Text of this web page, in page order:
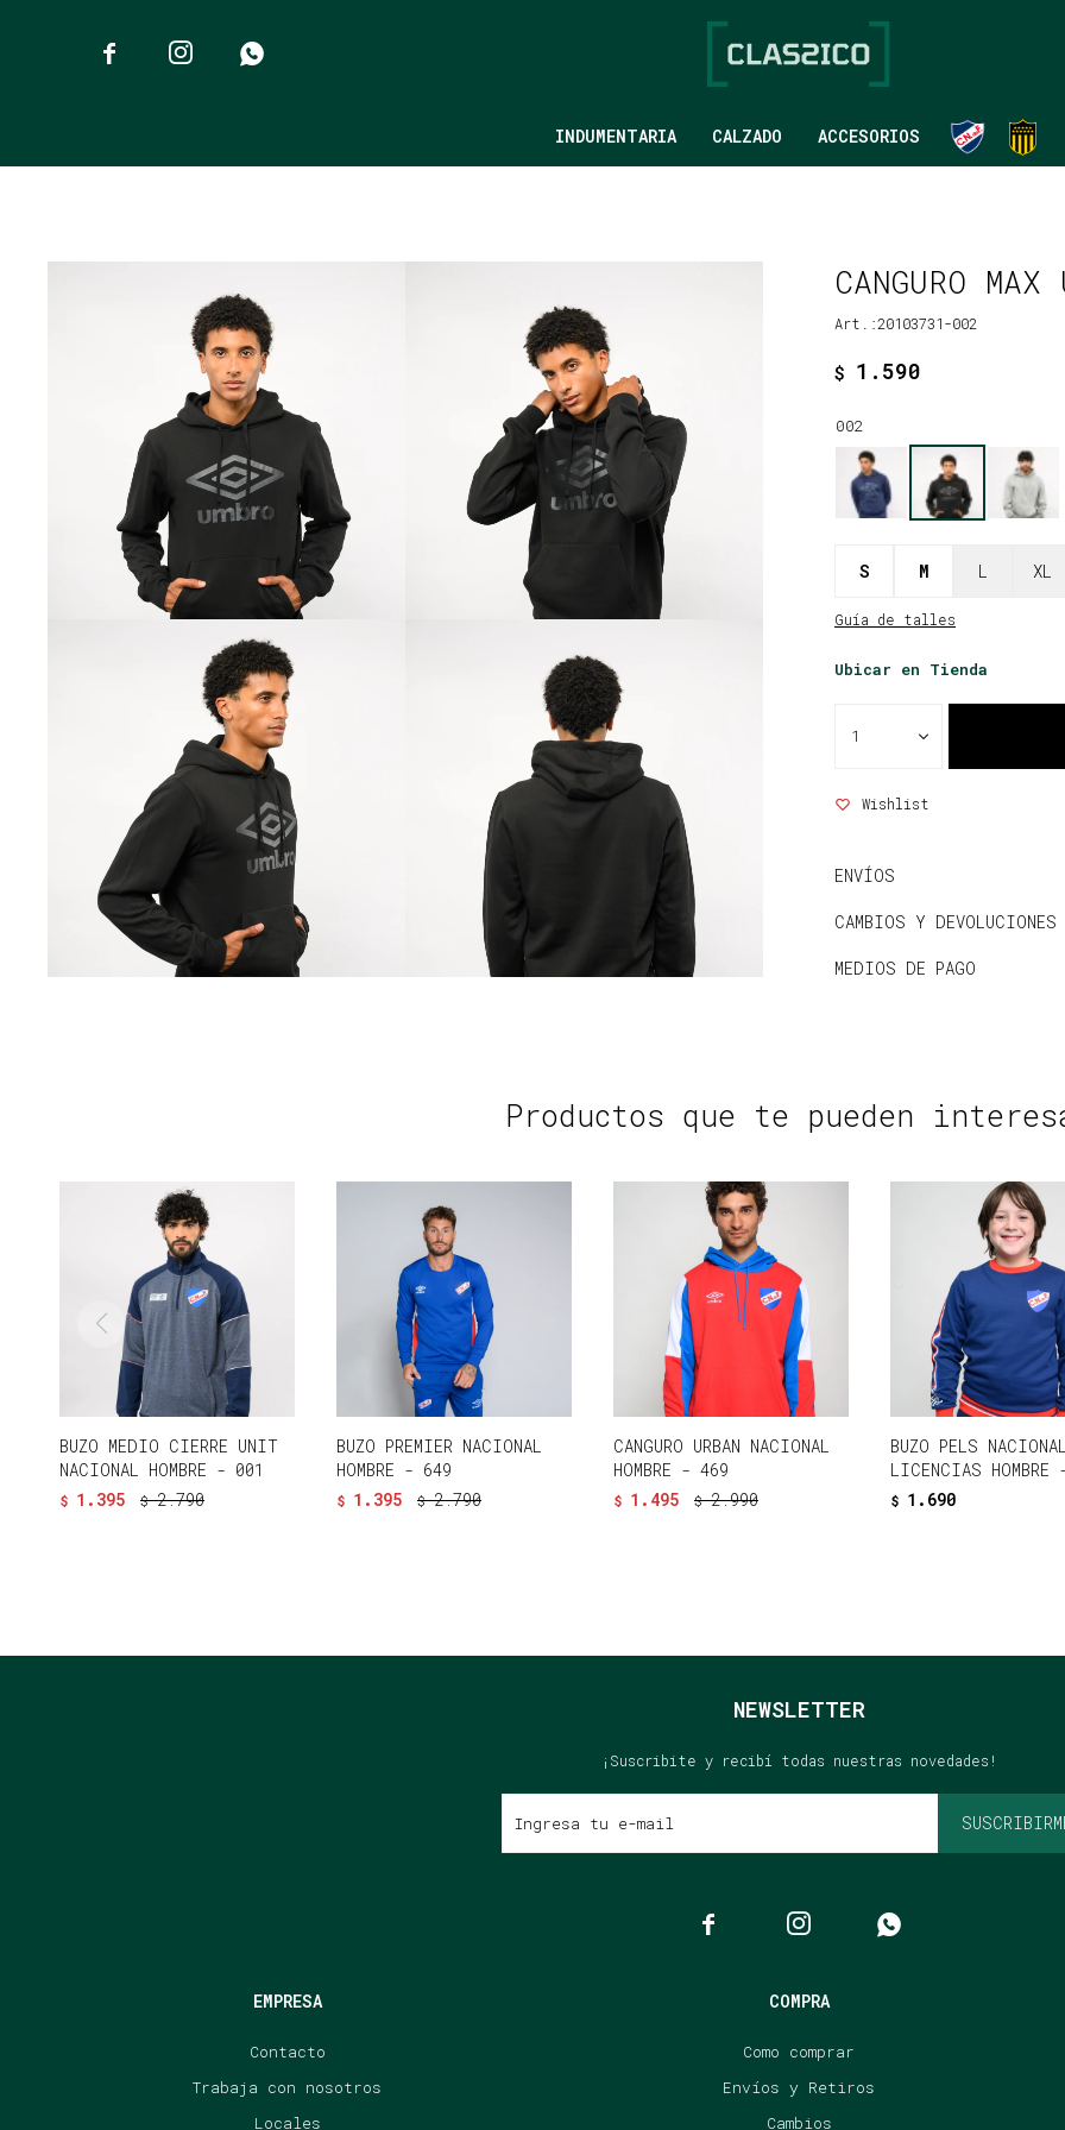
INDUMENTARIA CALZADO ACCESORIOS
  
CANGURO
20103731-002
$ 1.590
002
S M L XL
Guía de talles
Ubicar en Tienda
1
ENVÍOS
CAMBIOS Y DEVOLUCIONES
MEDIOS DE PAGO
Productos que te pueden
BUZO MEDIO CIERRE UNIT
NACIONAL HOMBRE - 001
$ 1.395 $ 2.790
BUZO PREMIER NACIONAL
HOMBRE - 649
$ 1.395 $ 2.790
CANGURO URBAN NACIONAL
HOMBRE - 469
$ 1.495 $ 2.990
BUZO PELS NACIONAL
LICENCIAS
$ 1.690
EMPRESA
Contacto
Trabaja con nosotros
Locales
COMPRA
Como comprar
Envíos y Retiros
Cambios
NEWSLETTER
¡Suscribite y recibí todas nuestras novedades!
  